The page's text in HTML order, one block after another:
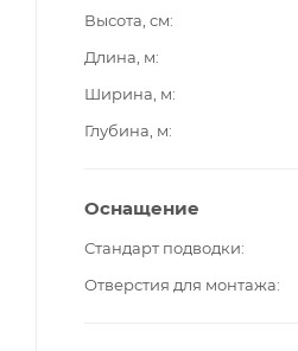
Высота, см
Длина, м
Ширина, м
Глубина, м
Оснащение
Стандарт подводки
Отверстия для монтажа